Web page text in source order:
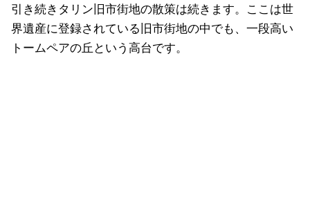
引き続きタリン旧市街地の散策は続きます。ここは世
界遺産に登録されている旧市街地の中でも、一段高い
トームペアの丘という高台です。